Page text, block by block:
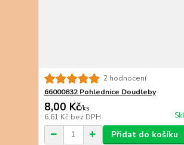
2 hodnocení
66000832 Pohlednice Doudleby
8,00 Kč/ks
6,61 Kč bez DPH
Přidat do košíku